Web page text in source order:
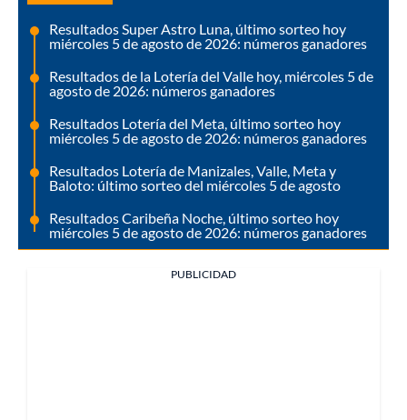
Resultados Super Astro Luna, último sorteo hoy
miércoles 5 de agosto de 2026: números ganadores
Resultados de la Lotería del Valle hoy, miércoles 5 de
agosto de 2026: números ganadores
Resultados Lotería del Meta, último sorteo hoy
miércoles 5 de agosto de 2026: números ganadores
Resultados Lotería de Manizales, Valle, Meta y
Baloto: último sorteo del miércoles 5 de agosto
Resultados Caribeña Noche, último sorteo hoy
miércoles 5 de agosto de 2026: números ganadores
PUBLICIDAD